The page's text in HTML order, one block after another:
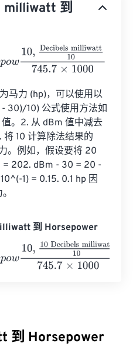
milliwatt 到
Decibels milliwatt10745.7
马力 (hp)，可以使用以
- 30)/10) 公式使用方法如
值。2. 从 dBm 值中减去
10 计算除法结果的
。例如，假设要将 20
= 202. dBm - 30 = 20 -
1) = 0.15. 0.1 hp 因
到 Horsepower
10 Decibels milliwatt10745.7
到 Horsepower